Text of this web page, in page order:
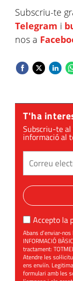
Subscriu-te
Telegram i
nos a
T'ha
Subscriu-te
informació al
Accepto la
Abans d’enviar-
INFORMACIÓ
tractament:
Atendre les
ens enviïn.
formulari amb les